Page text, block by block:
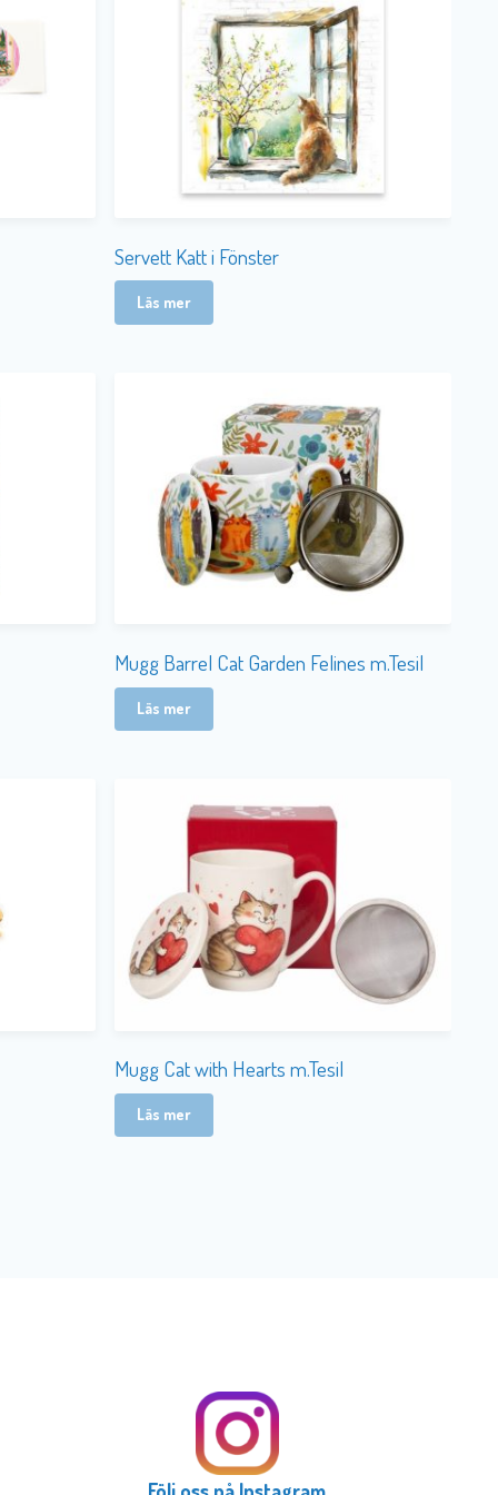
Servett Katt i Fönster
Läs mer
Mugg Barrel Cat Garden Felines m.Tesil
Läs mer
Mugg Cat with Hearts m.Tesil
Läs mer